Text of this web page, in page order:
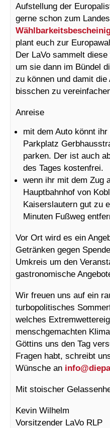
Aufstellung der
gerne schon zum
plant euch zur
Der LaVo sammelt
um sie dann im Bündel
zu können und damit
bisschen zu
Anreise
mit dem Auto könnt
Parkplatz
parken. Der ist auch
des Tages kostenfrei.
wenn ihr mit dem Zug
Hauptbahnhof von
Kaiserslautern gut zu
Minuten Fußweg
Vor Ort wird es ein
Getränken gegen
Umkreis um den
gastronomische
Wir freuen uns auf ein
turbopolitisches
welches
menschgemachten
Göttins uns den Tag
Fragen habt, schreibt
Wünsche an info@
Mit stoischer
Kevin Wilhelm
Vorsitzender LaVo RLP